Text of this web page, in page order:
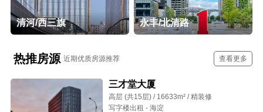
清河/西三旗 永丰/北清路
热推房源 近期优质房源推荐 查看更多
三才堂大厦
高层 (共15层) / 16633m² / 精装修
写字楼出租 - 海淀